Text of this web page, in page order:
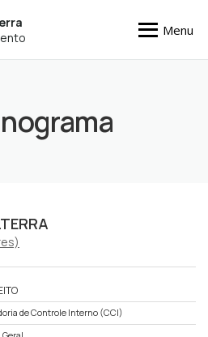
Menu
de Controle Interno (CCI)